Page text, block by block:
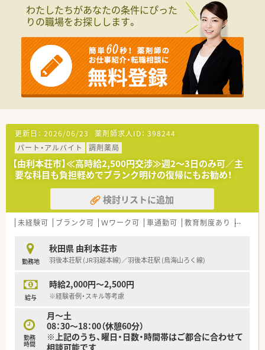
わたしたちがあなたの条件にぴった
りの職場をお探しします。
更新日： 2026/06/23 薬剤師求人ID： 398244
パート・アルバイト
調剤薬局
【由利本荘市】≪高時給2,500円交渉≫週2～3日のみ可／主
要な科目も負担軽めでブランク明けの復帰にもお勧め！
検討リストに追加
未経験可 ブランク可 Ｗワーク可 車通勤可 教育制度あり 大手チ
勤務地
秋田県 由利本荘市
羽後本荘駅 (JR羽越本線)／羽後本荘駅 (鳥海山ろく線)
給与
時給2,000円～2,500円
※経験者例・スキル等考慮
勤務
時間
月～土
08：30～18：00（休憩60分）
※上記のうち、曜日・日数・時間帯はご都合に合わせて
相談可能です